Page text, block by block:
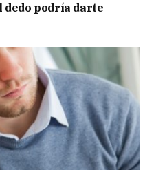
podría darte